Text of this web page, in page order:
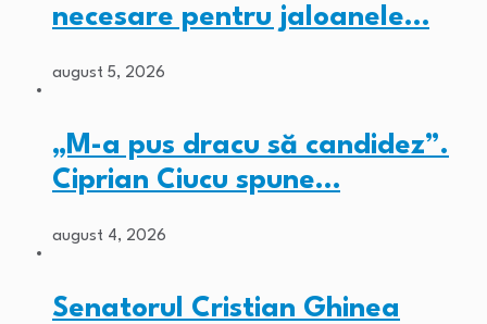
necesare pentru jaloanele…
august 5, 2026
„M-a pus dracu să candidez”.
Ciprian Ciucu spune…
august 4, 2026
Senatorul Cristian Ghinea